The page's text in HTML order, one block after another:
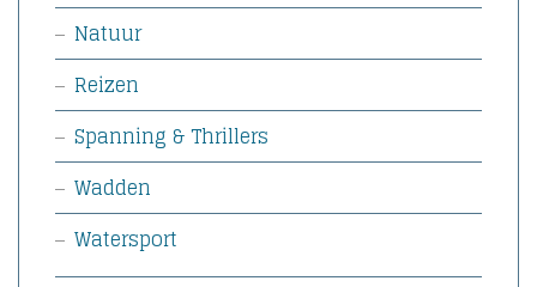
Natuur
Reizen
Spanning & Thrillers
Wadden
Watersport